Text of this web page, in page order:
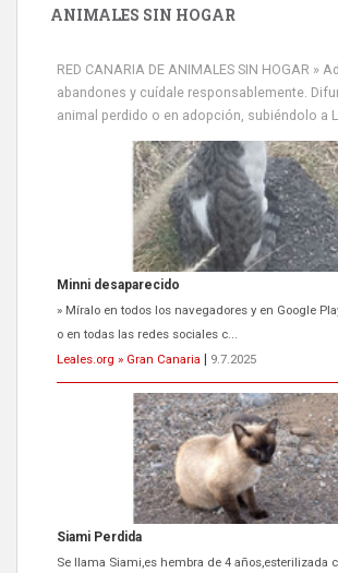
ANIMALES SIN HOGAR
RED CANARIA DE ANIMALES SIN HOGAR »
abandones y cuídale responsablemente.
animal perdido o en adopción, subiéndolo a
Minni desaparecido
» Míralo en todos los navegadores y en Google
o en todas las redes sociales c...
Leales.org » Gran Canaria
9.7.2025
Siami Perdida
Se llama Siami,es hembra de 4 años,esterilizada